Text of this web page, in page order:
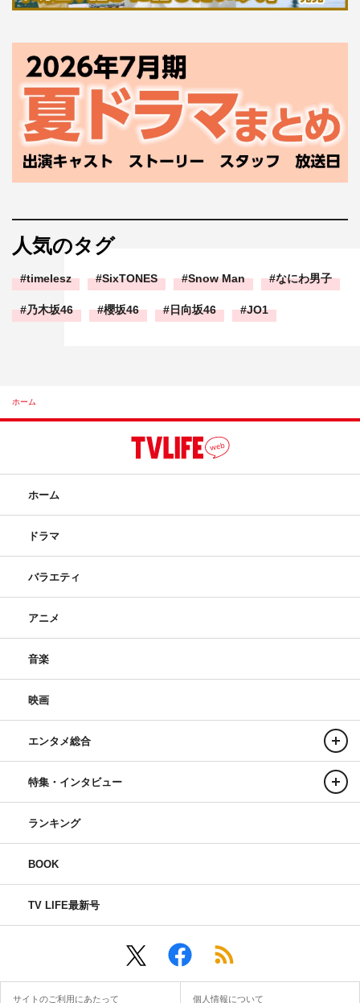
人気のタグ
timelesz SixTONES Snow Man なにわ男子
乃木坂46 櫻坂46 日向坂46 JO1
ホーム
ホーム
ドラマ
バラエティ
アニメ
音楽
映画
エンタメ総合
特集・インタビュー
ランキング
BOOK
TV LIFE最新号
サイトのご利用にあたって 個人情報について